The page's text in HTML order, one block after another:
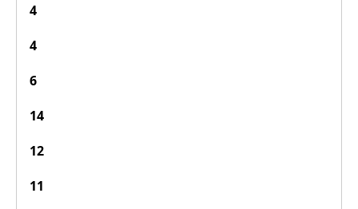
4
4
6
14
12
11